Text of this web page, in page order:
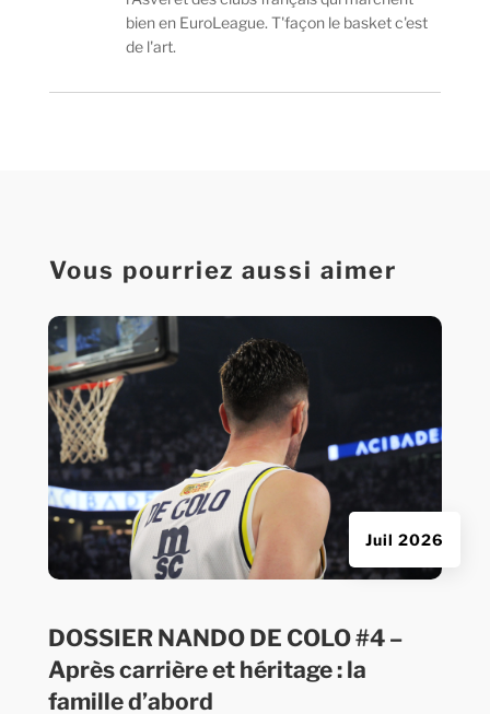
bien en EuroLeague. T'façon le basket c'est
de l'art.
Vous pourriez aussi aimer
DOSSIER NANDO DE COLO #4 –
Après carrière et héritage : la
famille d’abord
Juil 2026